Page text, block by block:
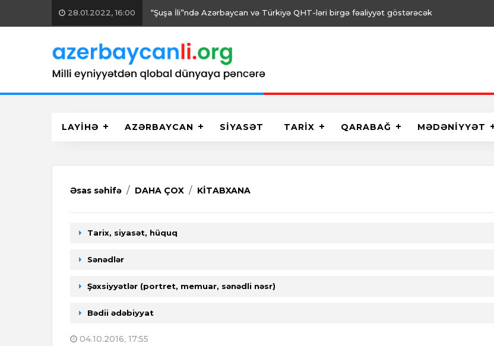
26.01.2022, 15:00 Vətəndaş cəmiyyəti sahəsində Türkiyənin təcrübəsi öyrənilir
LAYİHƏ AZƏRBAYCAN SİYASƏT TARİX QARABAĞ MƏDƏNİYYƏT
Əsas səhifə DAHA ÇOX KİTABXANA
Tarix, siyasət, hüquq
Sənədlər
Şəxsiyyətlər (portret, memuar, sənədli nəsr)
Bədii ədəbiyyat
04.10.2016, 17:55